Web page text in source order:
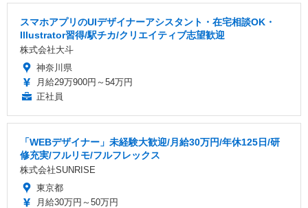
スマホアプリのUIデザイナーアシスタント・在宅相談OK・
Illustrator習得/駅チカ/クリエイティブ志望歓迎
株式会社大斗
神奈川県
月給29万900円～54万円
正社員
「WEBデザイナー」未経験大歓迎/月給30万円/年休125日/研
修充実/フルリモ/フルフレックス
株式会社SUNRISE
東京都
月給30万円～50万円